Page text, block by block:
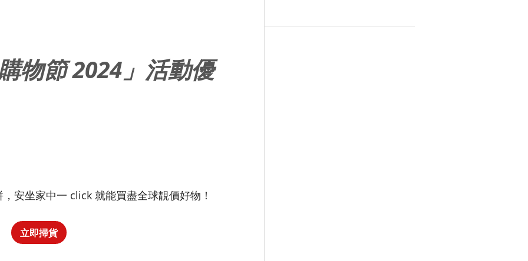
物節 2024」活動優
安坐家中一 click 就能買盡全球靚價好物！
立即掃貨